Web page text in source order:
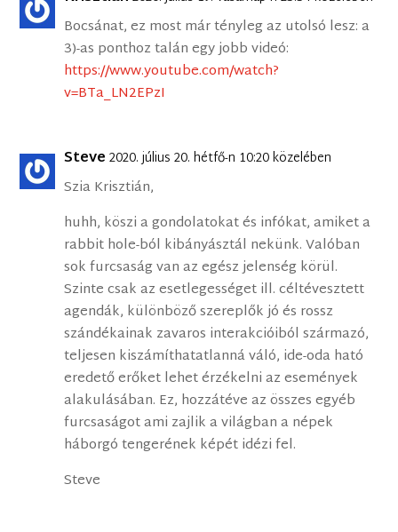
Bocsánat, ez most már tényleg az utolsó lesz: a
3)-as ponthoz talán egy jobb videó:
https://www.youtube.com/watch?
v=BTa_LN2EPzI
Steve 2020. július 20. hétfő-n 10:20 közelében
Szia Krisztián,
huhh, köszi a gondolatokat és infókat, amiket a
rabbit hole-ból kibányásztál nekünk. Valóban
sok furcsaság van az egész jelenség körül.
Szinte csak az esetlegességet ill. céltévesztett
agendák, különböző szereplők jó és rossz
szándékainak zavaros interakcióiból származó,
teljesen kiszámíthatatlanná váló, ide-oda ható
eredető erőket lehet érzékelni az események
alakulásában. Ez, hozzátéve az összes egyéb
furcsaságot ami zajlik a világban a népek
háborgó tengerének képét idézi fel.
Steve